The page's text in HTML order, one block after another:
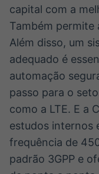
capital com a
Também permite
Além disso, um
adequado é
automação
passo para o
como a LTE. E a
estudos internos
frequência de
padrão 3GPP e